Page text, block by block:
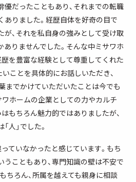
だったこともあり、それまでの転職
ありました。経歴自体を好奇の目で
が、それを私自身の強みとして受け取
ありませんでした。そんな中ミサワホ
を豊富な経験として尊重してくれた
ことを具体的にお話しいただき、
までかけていただいたことは今でも
ホームの企業としての力やカルチ
もちろん魅力的ではありましたが、
人」でした。
ていなかったと感じています。もち
うこともあり、専門知識の壁は不安で
ちろん、所属を越えても親身に相談